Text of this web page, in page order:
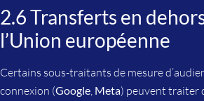
2.6 Transferts en
l’Union européenne
Certains sous-traitants de mesure
connexion (Google, Meta) peuvent traiter